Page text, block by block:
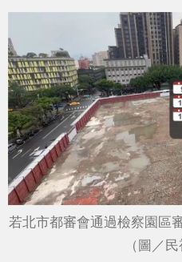
若北市都審會通過檢察園區
（圖／